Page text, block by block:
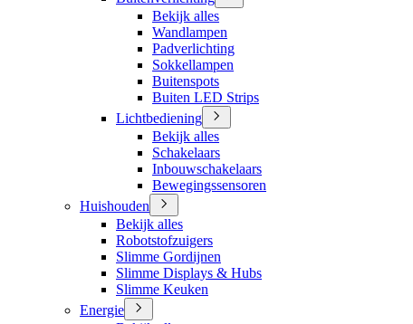
Bekijk alles
Wandlampen
Padverlichting
Sokkellampen
Buitenspots
Buiten LED Strips
Lichtbediening
Bekijk alles
Schakelaars
Inbouwschakelaars
Bewegingssensoren
Huishouden
Bekijk alles
Robotstofzuigers
Slimme Gordijnen
Slimme Displays & Hubs
Slimme Keuken
Energie